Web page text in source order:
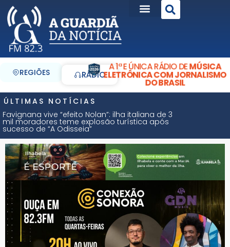
REGIÕES RÁDIO
A 1ª E ÚNICA RÁDIO DEMÚSICA
ELETRÔNICA COM JORNALISMO
DO BRASIL
ÚLTIMAS NOTÍCIAS
Favignana vive “efeito Nolan”: ilha italiana de 3
mil moradores teme explosão turística após
sucesso de “A Odisseia”